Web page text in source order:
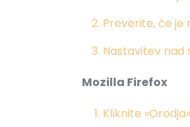
Preverite, če je
Nastavitev nad
Mozilla Firefox
Kliknite